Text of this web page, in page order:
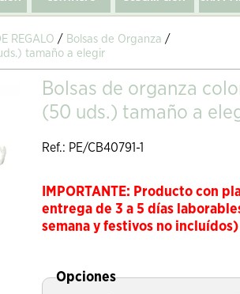
REGALO / Bolsas de Organza /
tamaño a elegir
Bolsas de organza
(50 uds.) tamaño a
Ref.: PE/CB40791-1
IMPORTANTE: Producto con
entrega de 3 a 5 días
semana y festivos no incluídos)
Opciones